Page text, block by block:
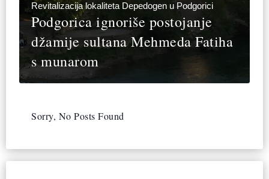
Revitalizacija lokaliteta Depedogen u Podgorici
Podgorica ignoriše postojanje
džamije sultana Mehmeda Fatiha
s munarom
Sorry, No Posts Found